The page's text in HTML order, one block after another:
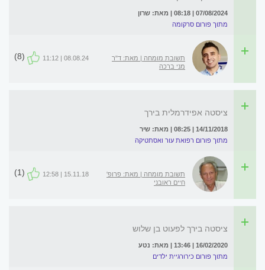
07/08/2024 | 08:18 | מאת: שרון
מתוך פורום סרקומה
תשובת מומחה | מאת: ד"ר
מני ברכה
08.08.24 | 11:12
(8)
ציסטה אפידרמלית בירך
14/11/2018 | 08:25 | מאת: שיר
מתוך פורום רפואת עור ואסתטיקה
תשובת מומחה | מאת: פרופ'
חיים ראובני
15.11.18 | 12:58
(1)
ציסטה בירך לפעוט בן שלוש
16/02/2020 | 13:46 | מאת: נטע
מתוך פורום כירורגיית ילדים